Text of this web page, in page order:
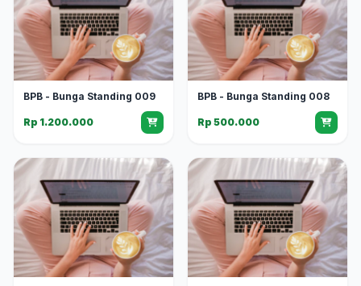
BPB - Bunga Standing 009
Rp 1.200.000
BPB - Bunga Standing 008
Rp 500.000